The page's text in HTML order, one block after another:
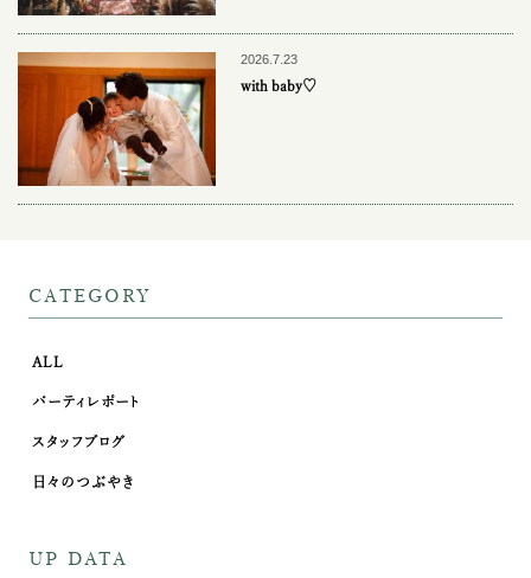
2026.7.23
with baby♡
CATEGORY
ALL
パーティレポート
スタッフブログ
日々のつぶやき
UP DATA